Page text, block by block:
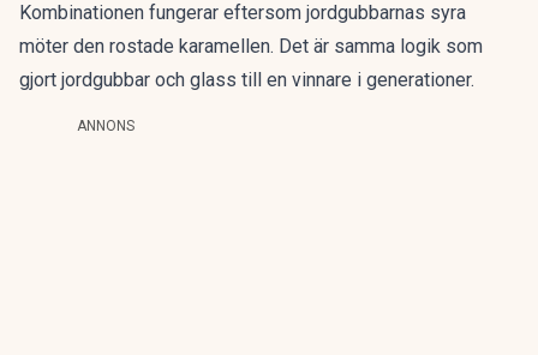
Kombinationen fungerar eftersom jordgubbarnas syra
möter den rostade karamellen. Det är samma logik som
gjort jordgubbar och glass till en vinnare i generationer.
ANNONS